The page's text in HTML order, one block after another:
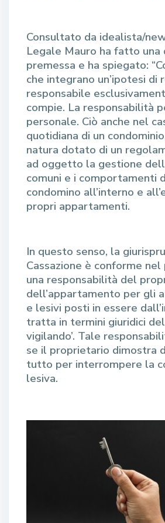
Consultato da idealista/
Legale Mauro ha fatto una
premessa e ha spiegato:
che integrano un’ipotesi di
responsabile
compie. La responsabilità
personale. Ciò anche nel
quotidiana di un
natura dotato di un
ad oggetto la gestione
comuni e i comportamenti
condomino all’interno e
propri appartamenti.
In questo senso, la
Cassazione è conforme
una responsabilità del
dell’appartamento per gli
e lesivi posti in essere
tratta in termini giuridici
vigilando’. Tale
se il proprietario dimostra
tutto per interrompere la
lesiva.